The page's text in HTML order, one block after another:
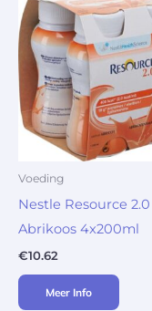
Voeding
Nestle Resource 2.0
Abrikoos 4x200ml
€10.62
Meer Info